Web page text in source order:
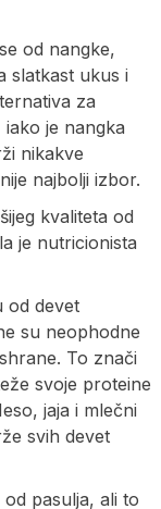
od nangke,
slatkast ukus i
za
je nangka
nikakve
najbolji izbor.
kvaliteta od
je nutricionista
od devet
su neophodne
To znači
svoje proteine
jaja i mlečni
svih devet
pasulja, ali to